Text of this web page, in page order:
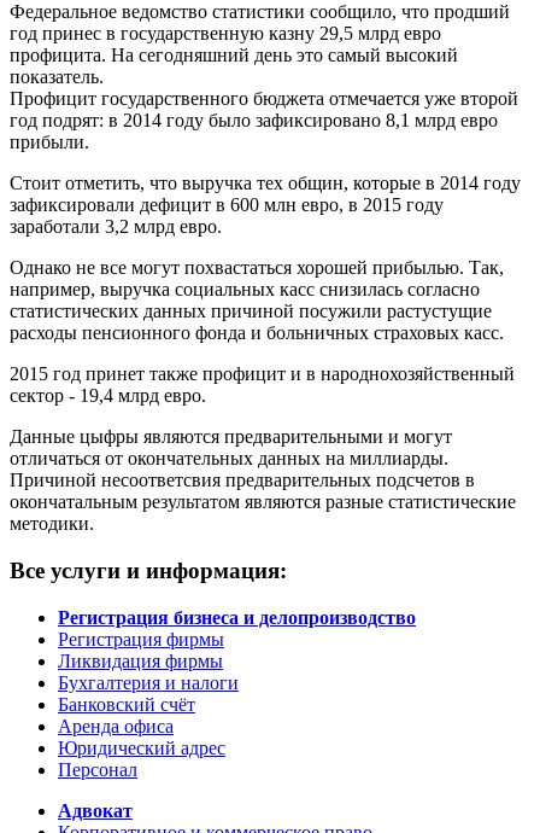
Федеральное ведомство статистики сообщило, что продший
год принес в государственную казну 29,5 млрд евро
профицита. На сегодняшний день это самый высокий
показатель.
Профицит государственного бюджета отмечается уже второй
год подрят: в 2014 году было зафиксировано 8,1 млрд евро
прибыли.
Стоит отметить, что выручка тех общин, которые в 2014 году
зафиксировали дефицит в 600 млн евро, в 2015 году
заработали 3,2 млрд евро.
Однако не все могут похвастаться хорошей прибылью. Так,
например, выручка социальных касс снизилась согласно
статистических данных причиной посужили растустущие
расходы пенсионного фонда и больничных страховых касс.
2015 год принет также профицит и в народнохозяйственный
сектор - 19,4 млрд евро.
Данные цыфры являются предварительными и могут
отличаться от окончательных данных на миллиарды.
Причиной несоответсвия предварительных подсчетов в
окончатальным результатом являются разные статистические
методики.
Все услуги и информация:
Регистрация бизнеса и делопроизводство
Регистрация фирмы
Ликвидация фирмы
Бухгалтерия и налоги
Банковский счёт
Аренда офиса
Юридический адрес
Персонал
Адвокат